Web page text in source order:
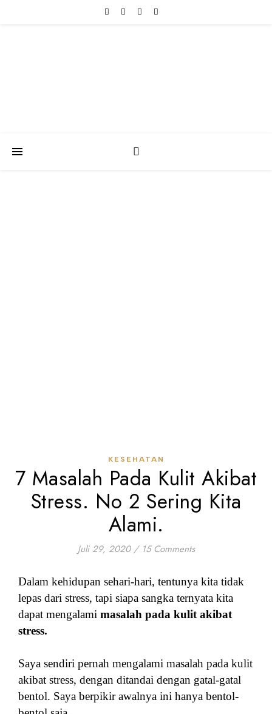
KESEHATAN
7 Masalah Pada Kulit Akibat
Stress. No 2 Sering Kita
Alami.
Juli 29, 2020 / 15 Comments
Dalam kehidupan sehari-hari, tentunya kita tidak
lepas dari stress, tapi siapa sangka ternyata kita
dapat mengalami masalah pada kulit akibat
stress.
Saya sendiri pernah mengalami masalah pada kulit
akibat stress, dengan ditandai dengan gatal-gatal
bentol. Saya berpikir awalnya ini hanya bentol-